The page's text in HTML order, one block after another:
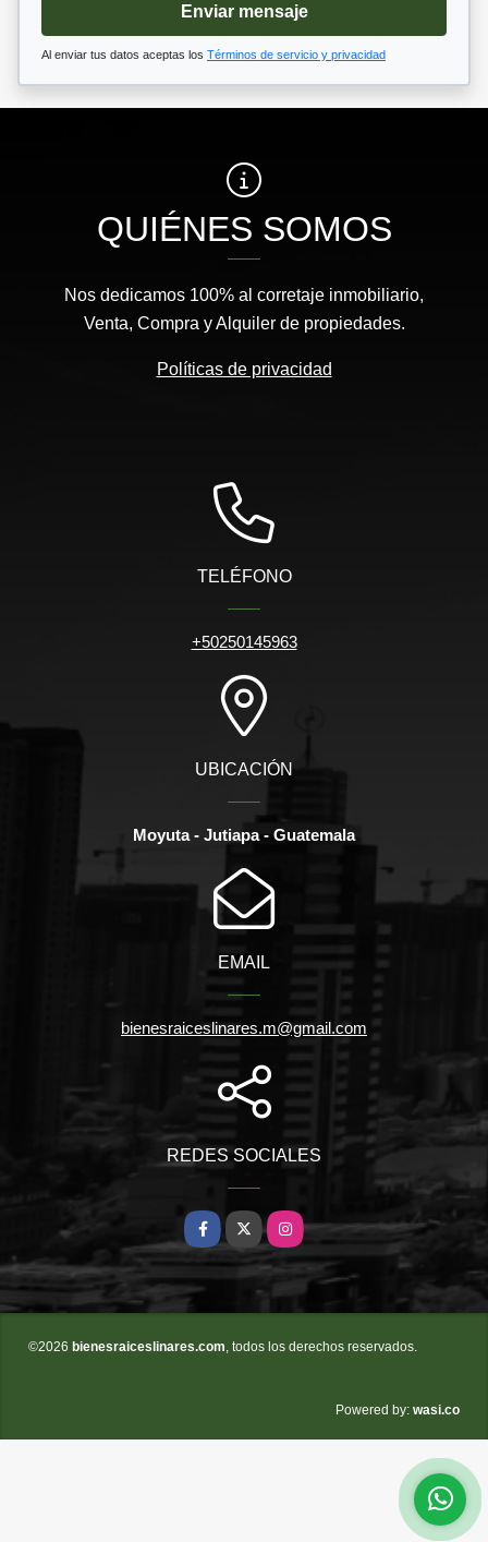
Enviar mensaje
Al enviar tus datos aceptas los Términos de servicio y privacidad
QUIÉNES SOMOS
Nos dedicamos 100% al corretaje inmobiliario,
Venta, Compra y Alquiler de propiedades.
Políticas de privacidad
TELÉFONO
+50250145963
UBICACIÓN
Moyuta - Jutiapa - Guatemala
EMAIL
bienesraiceslinares.m@gmail.com
REDES SOCIALES
Facebook
X Instagram
©2026 bienesraiceslinares.com , todos los derechos reservados.
Powered by: wasi.co